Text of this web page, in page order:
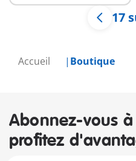
Accueil Boutique
17
Abonnez-vous
profitez